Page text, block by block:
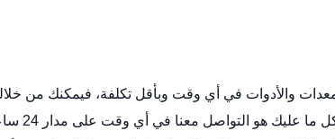
والأدوات في أي وقت وبأقل تكلفة، فيمكنك من
توصيل بطاريات السيارات بأي حجم ومقاس ترغب به بسعر